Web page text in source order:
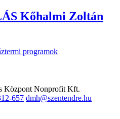
Kőhalmi Zoltán
programok
Központ Nonprofit Kft.
657 dmh@szentendre.hu